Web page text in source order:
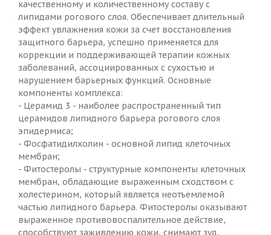
качественному и количественному составу с
липидами рогового слоя. Обеспечивает длительный
эффект увлажнения кожи за счет восстановления
защитного барьера, успешно применяется для
коррекции и поддерживающей терапии кожных
заболеваний, ассоциированных с сухостью и
нарушением барьерных функций. Основные
компоненты комплекса:
- Церамид 3 - наиболее распространенный тип
церамидов липидного барьера рогового слоя
эпидермиса;
- Фосфатидилхолин - основной липид клеточных
мембран;
- Фитостеролы - структурные компоненты клеточных
мембран, обладающие выраженным сходством с
холестерином, который является неотъемлемой
частью липидного барьера. Фитостеролы оказывают
выраженное противовоспалительное действие,
способствуют заживлению кожи, снимают зуд,